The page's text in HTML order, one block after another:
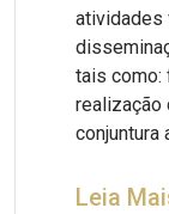
atividades
tais como:
realização
conjuntura
Leia